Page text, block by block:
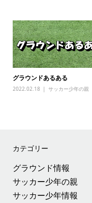
グラウンドあるある
2022.02.18 サッカー少年の親
カテゴリー
グラウンド情報
サッカー少年の親
サッカー少年情報